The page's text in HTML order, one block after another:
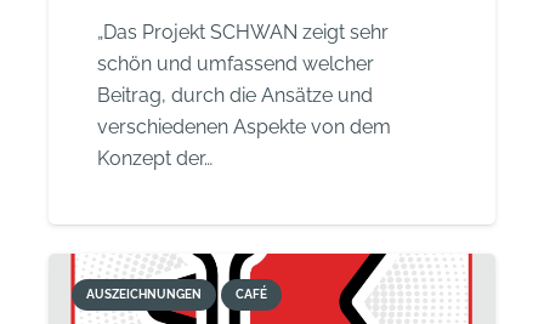
„Das Projekt SCHWAN zeigt sehr
schön und umfassend welcher
Beitrag, durch die Ansätze und
verschiedenen Aspekte von dem
Konzept der…
AUSZEICHNUNGEN CAFÉ